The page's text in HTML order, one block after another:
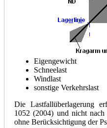
Eigengewicht
Schneelast
Windlast
sonstige Verkehrslast
Die Lastfallüberlagerung
1052 (2004) und nicht
ohne Berücksichtigung der